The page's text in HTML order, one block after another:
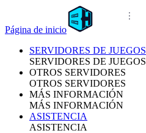
Página de inicio
SERVIDORES DE JUEGOS
SERVIDORES DE JUEGOS
OTROS SERVIDORES
OTROS SERVIDORES
MÁS INFORMACIÓN
MÁS INFORMACIÓN
ASISTENCIA
ASISTENCIA